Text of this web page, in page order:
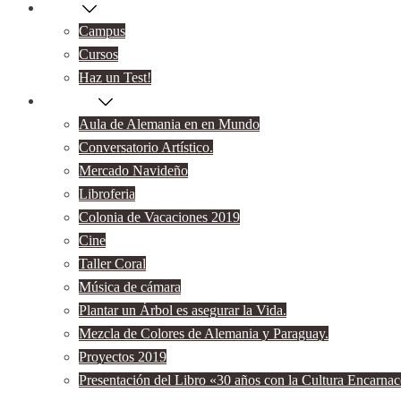
Campus
Cursos
Haz un Test!
Aula de Alemania en en Mundo
Conversatorio Artístico.
Mercado Navideño
Libroferia
Colonia de Vacaciones 2019
Cine
Taller Coral
Música de cámara
Plantar un Árbol es asegurar la Vida.
Mezcla de Colores de Alemania y Paraguay.
Proyectos 2019
Presentación del Libro «30 años con la Cultura